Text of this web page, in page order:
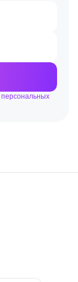
персональных